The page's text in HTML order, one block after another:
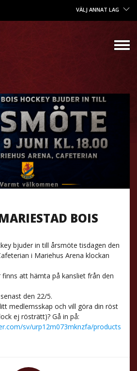
VÄLJ ANNAT LAG
BOIS
bjuder in till årsmöte tisdagen den
i Mariehus Arena klockan
att hämta på kansliet från den
den 22/5.
medlemsskap och vill göra din röst
ej rösträtt)? Gå in på:
sv/urp12m073mknzfa/products